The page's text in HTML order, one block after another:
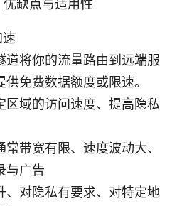
缺点与适用性
道将你的流量路由到远端服
免费数据额度或限速。
区域的访问速度、提高隐私
带宽有限、速度波动大、
与广告
、对隐私有要求、对特定地